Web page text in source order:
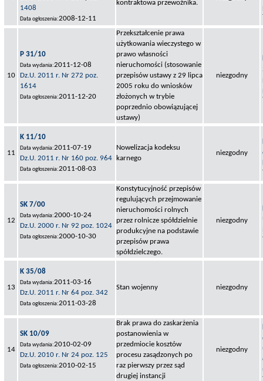
1408
Data ogłoszenia:2008-12-11
kontraktowa przewoźnika.
10
P 31/10
Data wydania:2011-12-08
Dz.U. 2011 r. Nr 272 poz.
1614
Data ogłoszenia:2011-12-20
Przekształcenie prawa
użytkowania wieczystego w
prawo własności
nieruchomości (stosowanie
przepisów ustawy z 29 lipca
2005 roku do wniosków
złożonych w trybie
poprzednio obowiązującej
ustawy)
niezgodny
11
K 11/10
Data wydania:2011-07-19
Dz.U. 2011 r. Nr 160 poz. 964
Data ogłoszenia:2011-08-03
Nowelizacja kodeksu
karnego
niezgodny
12
SK 7/00
Data wydania:2000-10-24
Dz.U. 2000 r. Nr 92 poz. 1024
Data ogłoszenia:2000-10-30
Konstytucyjność przepisów
regulujących przejmowanie
nieruchomości rolnych
przez rolnicze spółdzielnie
produkcyjne na podstawie
przepisów prawa
spółdzielczego.
niezgodny
13
K 35/08
Data wydania:2011-03-16
Dz.U. 2011 r. Nr 64 poz. 342
Data ogłoszenia:2011-03-28
Stan wojenny niezgodny
14
SK 10/09
Data wydania:2010-02-09
Dz.U. 2010 r. Nr 24 poz. 125
Data ogłoszenia:2010-02-15
Brak prawa do zaskarżenia
postanowienia w
przedmiocie kosztów
procesu zasądzonych po
raz pierwszy przez sąd
drugiej instancji
niezgodny